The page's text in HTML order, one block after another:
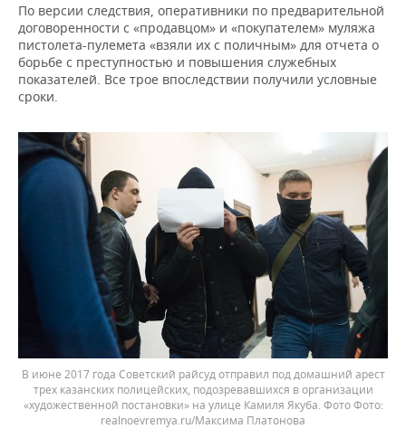
По версии следствия, оперативники по предварительной
договоренности с «продавцом» и «покупателем» муляжа
пистолета-пулемета «взяли их с поличным» для отчета о
борьбе с преступностью и повышения служебных
показателей. Все трое впоследствии получили условные
сроки.
В июне 2017 года Советский райсуд отправил под домашний арест
трех казанских полицейских, подозревавшихся в организации
«художественной постановки» на улице Камиля Якуба. Фото
realnoevremya.ru/Максима Платонова